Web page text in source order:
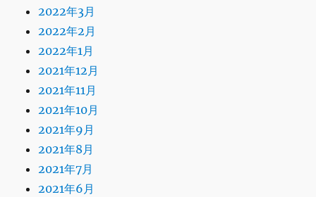
2022年3月
2022年2月
2022年1月
2021年12月
2021年11月
2021年10月
2021年9月
2021年8月
2021年7月
2021年6月